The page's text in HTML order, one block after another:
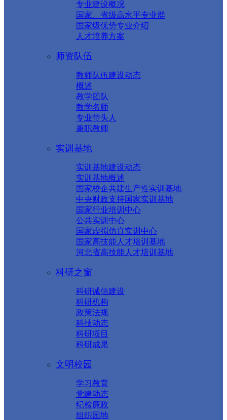
专业建设概况
国家、省级高水平专业群
国家级优势专业介绍
人才培养方案
师资队伍
教师队伍建设动态
概述
教学团队
教学名师
专业带头人
兼职教师
实训基地
实训基地建设动态
实训基地概述
国家校企共建生产性实训基地
中央财政支持国家实训基地
国家行业培训中心
公共实训中心
国家虚拟仿真实训中心
国家高技能人才培训基地
河北省高技能人才培训基地
科研之窗
科研诚信建设
科研机构
政策法规
科技动态
科研项目
科研成果
文明校园
学习教育
党建动态
纪检廉政
组织园地